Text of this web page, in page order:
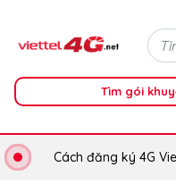
Tìm gói
Cách đăng ký 4G